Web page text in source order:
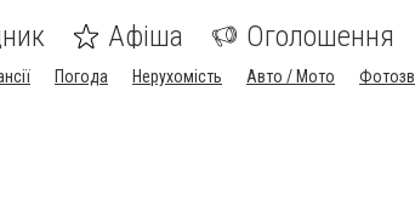
Афіша Оголошення
Погода Нерухомість Авто / Мото